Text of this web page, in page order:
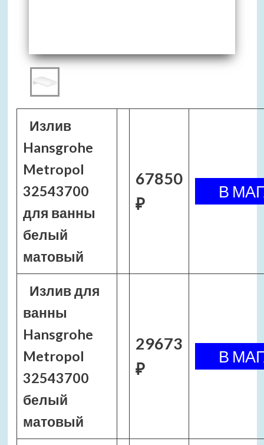
Излив
Hansgrohe
Metropol
32543700
для ванны
белый
матовый
67850
₽
Излив для
ванны
Hansgrohe
Metropol
32543700
белый
матовый
29673
₽